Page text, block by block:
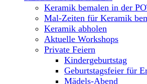
Keramik bemalen in der
Mal-Zeiten für Keramik
Keramik abholen
Aktuelle Workshops
Private Feiern
Kindergeburtstag
Geburtstagsfeier für
Mädels-Abend